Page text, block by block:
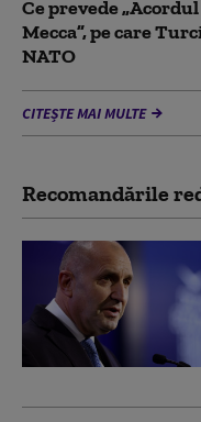
Ce prevede
Mecca”, pe care
NATO
CITEȘTE MAI MULTE
Recomandările